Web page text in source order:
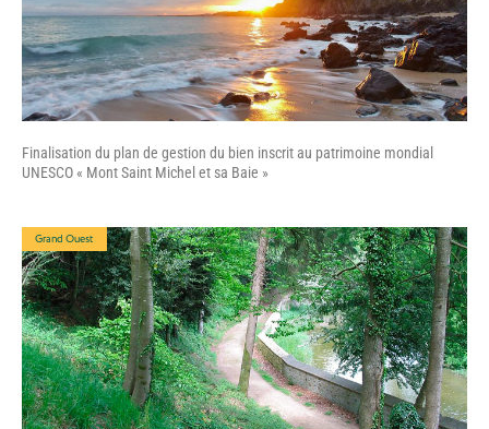
Finalisation du plan de gestion du bien inscrit au patrimoine mondial
UNESCO « Mont Saint Michel et sa Baie »
Grand Ouest